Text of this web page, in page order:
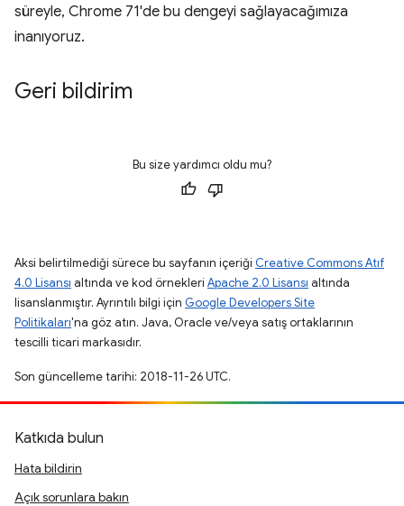
süreyle, Chrome 71'de bu dengeyi sağlayacağımıza
inanıyoruz.
Geri bildirim
Bu size yardımcı oldu mu?
Aksi belirtilmediği sürece bu sayfanın içeriği Creative Commons Atıf
4.0 Lisansı altında ve kod örnekleri Apache 2.0 Lisansı altında
lisanslanmıştır. Ayrıntılı bilgi için Google Developers Site
Politikaları'na göz atın. Java, Oracle ve/veya satış ortaklarının
tescilli ticari markasıdır.
Son güncelleme tarihi: 2018-11-26 UTC.
Katkıda bulun
Hata bildirin
Açık sorunlara bakın